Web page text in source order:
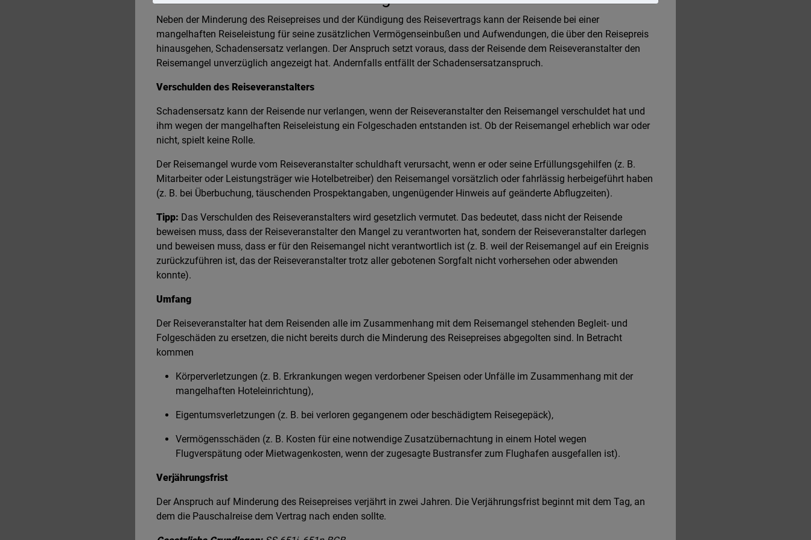
Neben der Minderung des Reisepreises und der Kündigung des Reisevertrags kann der Reisende bei einer
mangelhaften Reiseleistung für seine zusätzlichen Vermögenseinbußen und Aufwendungen, die über den Reisepreis
hinausgehen, Schadensersatz verlangen. Der Anspruch setzt voraus, dass der Reisende dem Reiseveranstalter den
Reisemangel unverzüglich angezeigt hat. Andernfalls entfällt der Schadensersatzanspruch.
Verschulden des Reiseveranstalters
Schadensersatz kann der Reisende nur verlangen, wenn der Reiseveranstalter den Reisemangel verschuldet hat und
ihm wegen der mangelhaften Reiseleistung ein Folgeschaden entstanden ist. Ob der Reisemangel erheblich war oder
nicht, spielt keine Rolle.
Der Reisemangel wurde vom Reiseveranstalter schuldhaft verursacht, wenn er oder seine Erfüllungsgehilfen (z. B.
Mitarbeiter oder Leistungsträger wie Hotelbetreiber) den Reisemangel vorsätzlich oder fahrlässig herbeigeführt haben
(z. B. bei Überbuchung, täuschenden Prospektangaben, ungenügender Hinweis auf geänderte Abflugzeiten).
Tipp: Das Verschulden des Reiseveranstalters wird gesetzlich vermutet. Das bedeutet, dass nicht der Reisende
beweisen muss, dass der Reiseveranstalter den Mangel zu verantworten hat, sondern der Reiseveranstalter darlegen
und beweisen muss, dass er für den Reisemangel nicht verantwortlich ist (z. B. weil der Reisemangel auf ein Ereignis
zurückzuführen ist, das der Reiseveranstalter trotz aller gebotenen Sorgfalt nicht vorhersehen oder abwenden
konnte).
Umfang
Der Reiseveranstalter hat dem Reisenden alle im Zusammenhang mit dem Reisemangel stehenden Begleit- und
Folgeschäden zu ersetzen, die nicht bereits durch die Minderung des Reisepreises abgegolten sind. In Betracht
kommen
Körperverletzungen (z. B. Erkrankungen wegen verdorbener Speisen oder Unfälle im Zusammenhang mit der
mangelhaften Hoteleinrichtung),
Eigentumsverletzungen (z. B. bei verloren gegangenem oder beschädigtem Reisegepäck),
Vermögensschäden (z. B. Kosten für eine notwendige Zusatzübernachtung in einem Hotel wegen
Flugverspätung oder Mietwagenkosten, wenn der zugesagte Bustransfer zum Flughafen ausgefallen ist).
Verjährungsfrist
Der Anspruch auf Minderung des Reisepreises verjährt in zwei Jahren. Die Verjährungsfrist beginnt mit dem Tag, an
dem die Pauschalreise dem Vertrag nach enden sollte.